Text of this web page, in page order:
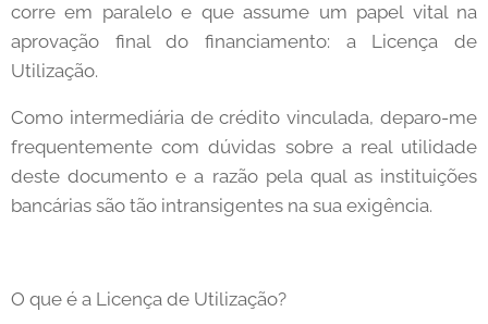
corre em paralelo e que assume um papel vital na
aprovação final do financiamento: a Licença de
Utilização.
Como intermediária de crédito vinculada, deparo-me
frequentemente com dúvidas sobre a real utilidade
deste documento e a razão pela qual as instituições
bancárias são tão intransigentes na sua exigência.
O que é a Licença de Utilização?